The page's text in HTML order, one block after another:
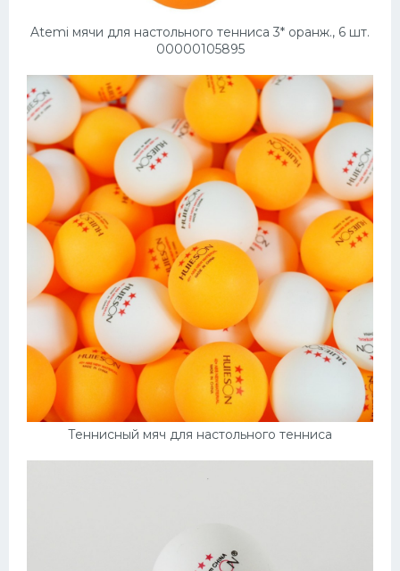
Atemi мячи для настольного тенниса 3* оранж., 6 шт.
00000105895
Теннисный мяч для настольного тенниса
Конькобежный спорт
Интерьер квартиры